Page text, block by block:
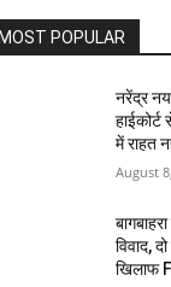
MOST POPULAR
नरेंद्र
में राहत
August
विवाद,
खिलाफ